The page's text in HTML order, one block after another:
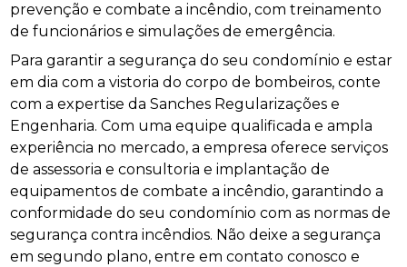
prevenção e combate a incêndio, com treinamento
de funcionários e simulações de emergência.
Para garantir a segurança do seu condomínio e estar
em dia com a vistoria do corpo de bombeiros, conte
com a expertise da Sanches Regularizações e
Engenharia. Com uma equipe qualificada e ampla
experiência no mercado, a empresa oferece serviços
de assessoria e consultoria e implantação de
equipamentos de combate a incêndio, garantindo a
conformidade do seu condomínio com as normas de
segurança contra incêndios. Não deixe a segurança
em segundo plano, entre em contato conosco e